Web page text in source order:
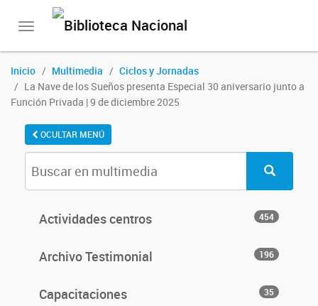
Toggle
Inicio Multimedia
Ciclos y Jornadas
La Nave de los Sueños presenta Especial 30 aniversario junto a
Función Privada | 9 de diciembre 2025
OCULTAR MENÚ
Actividades centros 454
Archivo Testimonial 196
Capacitaciones 35